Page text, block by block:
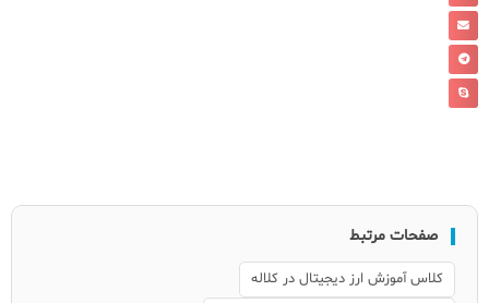
صفحات مرتبط
کلاس آموزش ارز دیجیتال در کلاله